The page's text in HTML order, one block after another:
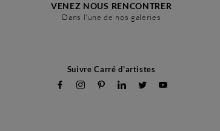
VENEZ NOUS RENCONTRER
Dans l'une de nos galeries
Suivre Carré d'artistes